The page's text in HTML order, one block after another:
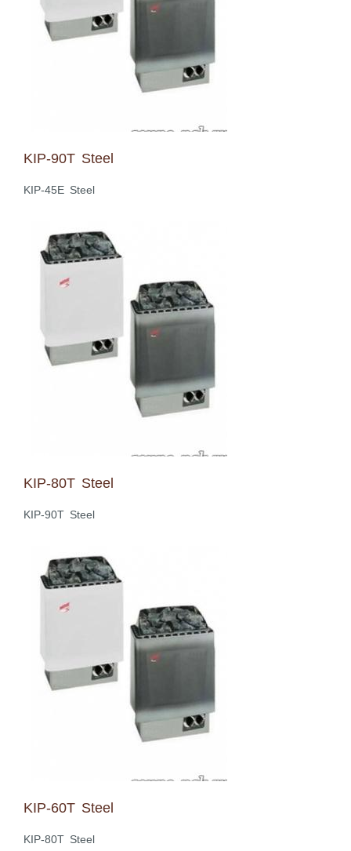
KIP-90T Steel
KIP-45E Steel
KIP-80T Steel
KIP-90T Steel
KIP-60T Steel
KIP-80T Steel